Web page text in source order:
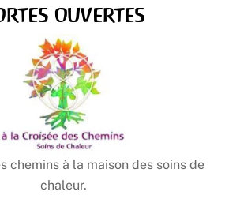
ouvertes
chemins à la maison des soins de
chaleur.